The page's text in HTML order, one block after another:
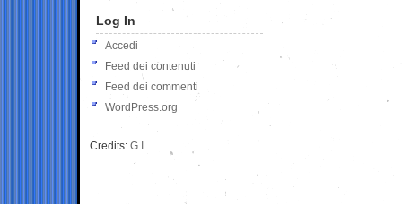
Log In
Accedi
Feed dei contenuti
Feed dei commenti
WordPress.org
Credits: G.I